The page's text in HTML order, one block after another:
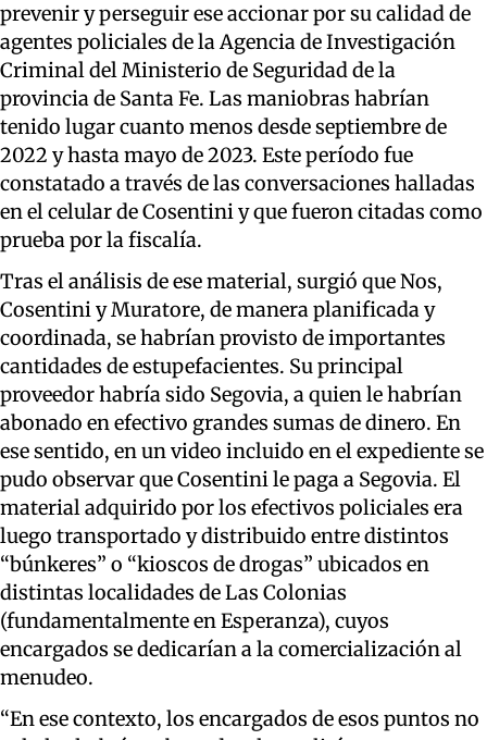
prevenir y perseguir ese accionar por su calidad de
agentes policiales de la Agencia de Investigación
Criminal del Ministerio de Seguridad de la
provincia de Santa Fe. Las maniobras habrían
tenido lugar cuanto menos desde septiembre de
2022 y hasta mayo de 2023. Este período fue
constatado a través de las conversaciones halladas
en el celular de Cosentini y que fueron citadas como
prueba por la fiscalía.
Tras el análisis de ese material, surgió que Nos,
Cosentini y Muratore, de manera planificada y
coordinada, se habrían provisto de importantes
cantidades de estupefacientes. Su principal
proveedor habría sido Segovia, a quien le habrían
abonado en efectivo grandes sumas de dinero. En
ese sentido, en un video incluido en el expediente se
pudo observar que Cosentini le paga a Segovia. El
material adquirido por los efectivos policiales era
luego transportado y distribuido entre distintos
“búnkeres” o “kioscos de drogas” ubicados en
distintas localidades de Las Colonias
(fundamentalmente en Esperanza), cuyos
encargados se dedicarían a la comercialización al
menudeo.
“En ese contexto, los encargados de esos puntos no